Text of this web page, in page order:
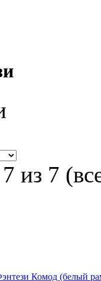
из 7